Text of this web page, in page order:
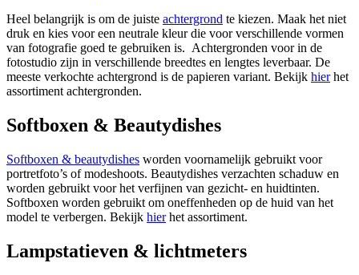
Heel belangrijk is om de juiste achtergrond te kiezen. Maak het niet
druk en kies voor een neutrale kleur die voor verschillende vormen
van fotografie goed te gebruiken is. Achtergronden voor in de
fotostudio zijn in verschillende breedtes en lengtes leverbaar. De
meeste verkochte achtergrond is de papieren variant. Bekijk hierhet
assortiment achtergronden.
Softboxen & Beautydishes
Softboxen & beautydishes worden voornamelijk gebruikt voor
portretfoto’s of modeshoots. Beautydishes verzachten schaduw en
worden gebruikt voor het verfijnen van gezicht- en huidtinten.
Softboxen worden gebruikt om oneffenheden op de huid van het
model te verbergen. Bekijk hierhet assortiment.
Lampstatieven & lichtmeters